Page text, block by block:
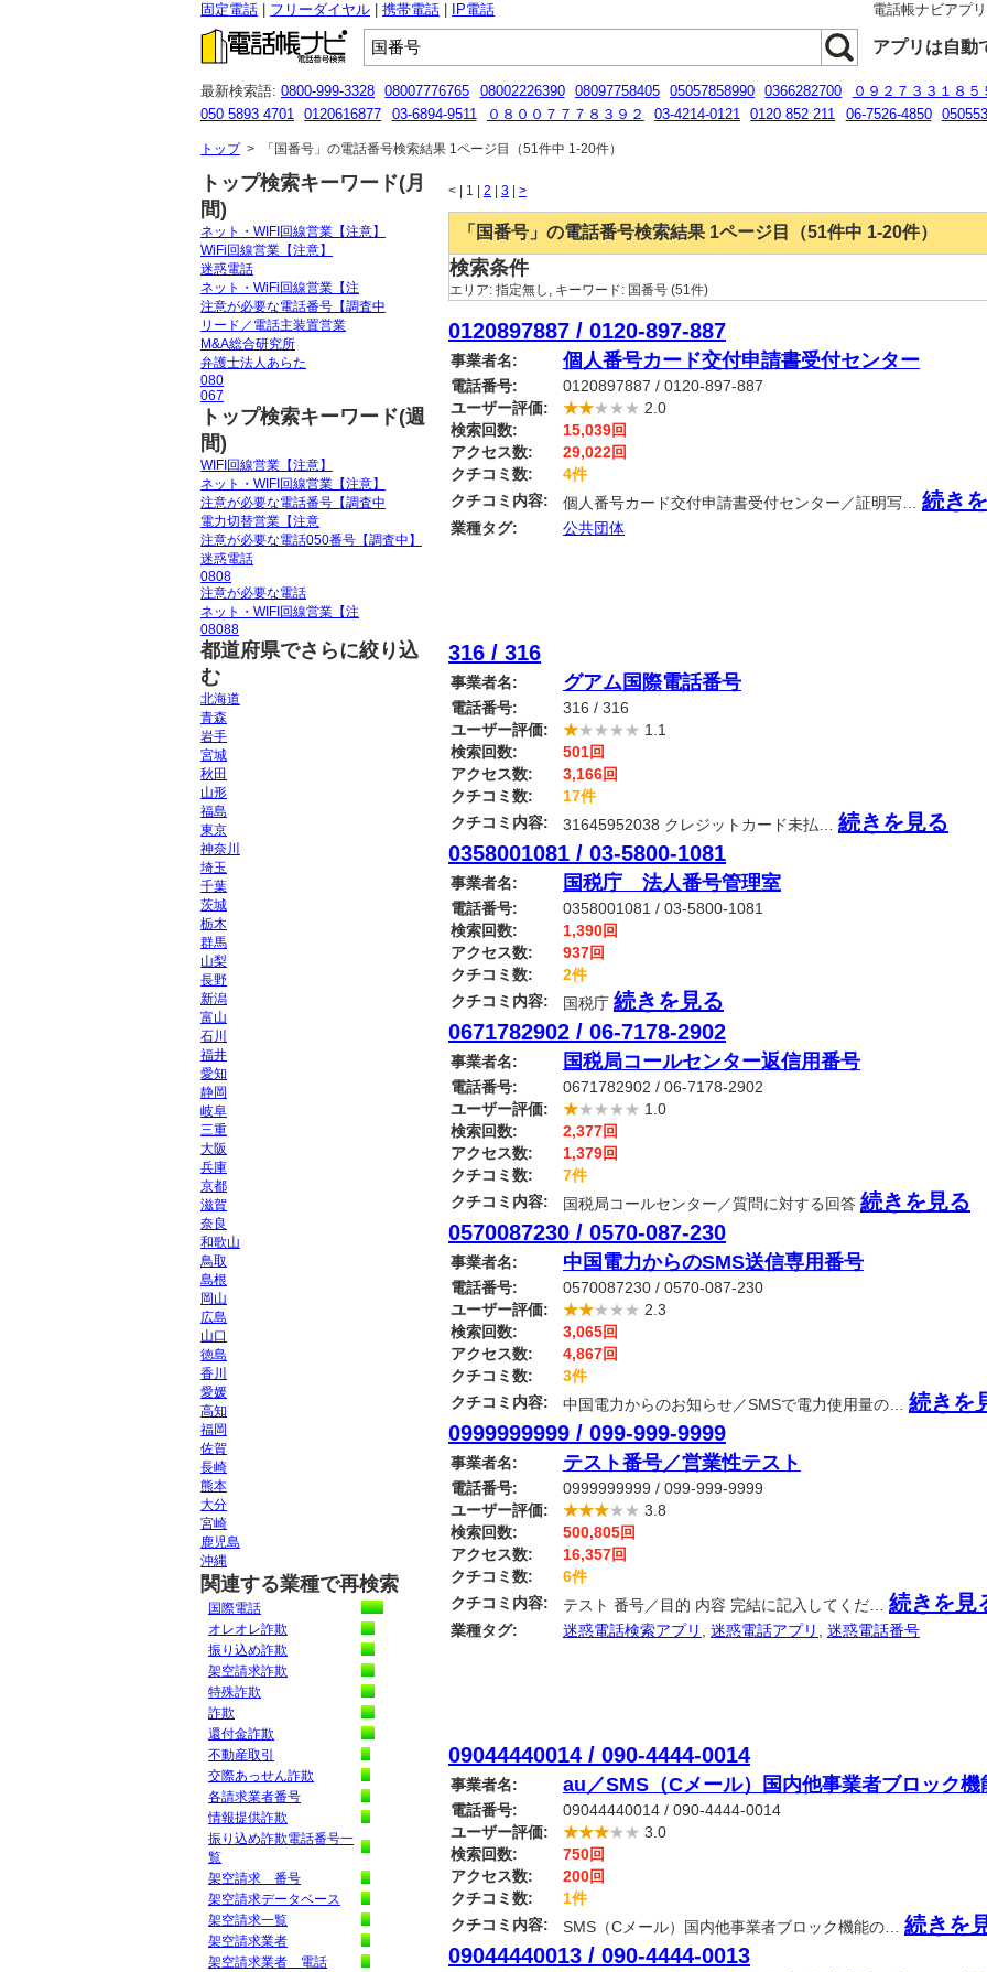
固定電話 フリーダイヤル 携帯電話 IP電話 電話帳ナビアプ
アプリは自動
最新検索語: 0800-999-3328 08007776765 08002226390 08097758405 05057858990 0366282700
０９２７３３１８５
050 5893 4701
0120616877 03-6894-9511 ０８００７７７８３９２ 03-4214-0121 0120 852 211 06-7526-4850
トップ> 「国番号」の電話番号検索結果 1ページ目（51件中 1-20件）
< 1 | 2 3 >
「国番号」の電話番号検索結果 1ページ目（51件中 1-20件）
検索条件
エリア: 指定無し , キーワード: 国番号 (51件)
0120897887 / 0120-897-887
事業者名: 個人番号カード交付申請書受付センター
電話番号:
0120897887 / 0120-897-887
ユーザー評価:
★★★★★ 2.0
検索回数:
15,039回
アクセス数:
29,022回
クチコミ数:
4件
クチコミ内容:
個人番号カード交付申請書受付センター／証明写… 続き
業種タグ: 公共団体
316 / 316
事業者名: グアム国際電話番号
電話番号:
316 / 316
ユーザー評価:
★★★★★ 1.1
検索回数:
501回
アクセス数:
3,166回
クチコミ数:
17件
クチコミ内容:
31645952038 クレジットカード未払… 続きを見る
0358001081 / 03-5800-1081
事業者名: 国税庁 法人番号管理室
電話番号:
0358001081 / 03-5800-1081
検索回数:
1,390回
アクセス数:
937回
クチコミ数:
2件
クチコミ内容:
国税庁 続きを見る
0671782902 / 06-7178-2902
事業者名: 国税局コールセンター返信用番号
電話番号:
0671782902 / 06-7178-2902
ユーザー評価:
★★★★★ 1.0
検索回数:
2,377回
アクセス数:
1,379回
クチコミ数:
7件
クチコミ内容:
国税局コールセンター／質問に対する回答 続きを見る
0570087230 / 0570-087-230
事業者名: 中国電力からのSMS送信専用番号
電話番号:
0570087230 / 0570-087-230
ユーザー評価:
★★★★★ 2.3
検索回数:
3,065回
アクセス数:
4,867回
クチコミ数:
3件
クチコミ内容:
中国電力からのお知らせ／SMSで電力使用量の… 続きを
0999999999 / 099-999-9999
事業者名: テスト番号／営業性テスト
電話番号:
0999999999 / 099-999-9999
ユーザー評価:
★★★★★ 3.8
検索回数:
500,805回
アクセス数:
16,357回
クチコミ数:
6件
クチコミ内容:
テスト 番号／目的 内容 完結に記入してくだ… 続きを見
業種タグ: 迷惑電話検索アプリ , 迷惑電話アプリ , 迷惑電話番号
09044440014 / 090-4444-0014
事業者名: au／SMS（Cメール）国内他事業者ブロック機
電話番号:
09044440014 / 090-4444-0014
ユーザー評価:
★★★★★ 3.0
検索回数:
750回
アクセス数:
200回
クチコミ数:
1件
クチコミ内容:
SMS（Cメール）国内他事業者ブロック機能の… 続きを
09044440013 / 090-4444-0013
トップ検索キーワード(月
間)
ネット・WIFI回線営業【注意】
WiFi回線営業【注意】
迷惑電話
ネット・WiFi回線営業【注
注意が必要な電話番号【調査中
リード／電話主装置営業
M&A総合研究所
弁護士法人あらた
080
067
トップ検索キーワード(週
間)
WIFI回線営業【注意】
ネット・WIFI回線営業【注意】
注意が必要な電話番号【調査中
電力切替営業【注意
注意が必要な電話050番号【調査中】
迷惑電話
0808
注意が必要な電話
ネット・WIFI回線営業【注
08088
都道府県でさらに絞り込
む
北海道
青森
岩手
宮城
秋田
山形
福島
東京
神奈川
埼玉
千葉
茨城
栃木
群馬
山梨
長野
新潟
富山
石川
福井
愛知
静岡
岐阜
三重
大阪
兵庫
京都
滋賀
奈良
和歌山
鳥取
島根
岡山
広島
山口
徳島
香川
愛媛
高知
福岡
佐賀
長崎
熊本
大分
宮崎
鹿児島
沖縄
関連する業種で再検索
国際電話
オレオレ詐欺
振り込め詐欺
架空請求詐欺
特殊詐欺
詐欺
還付金詐欺
不動産取引
交際あっせん詐欺
各請求業者番号
情報提供詐欺
振り込め詐欺電話番号一
覧
架空請求 番号
架空請求データベース
架空請求一覧
架空請求業者
架空請求業者 電話